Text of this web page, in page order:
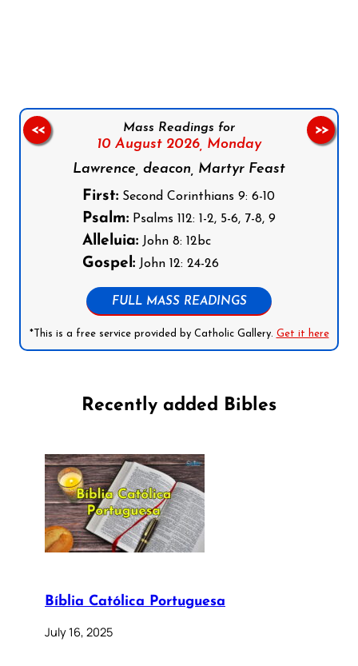
Mass Readings for
10 August 2026, Monday
Lawrence, deacon, Martyr Feast
First: Second Corinthians 9: 6-10
Psalm: Psalms 112: 1-2, 5-6, 7-8, 9
Alleluia: John 8: 12bc
Gospel: John 12: 24-26
FULL MASS READINGS
*This is a free service provided by Catholic Gallery. Get it here
<< >>
Recently added Bibles
Bíblia Católica Portuguesa
July 16, 2025